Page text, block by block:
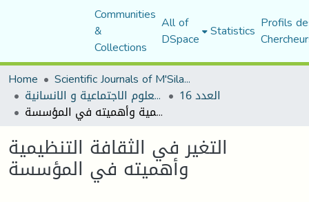
Communities
&
Collections
All of
DSpace Statistics Profils
Home
Scientific Journals of M'Sila University
مجلة العلوم الاجتماعية و الانسانية العدد 16
التغير في الثقافة التنظيمية وأهميته في المؤسسة
التغير في الثقافة التنظيمية
وأهميته في المؤسسة